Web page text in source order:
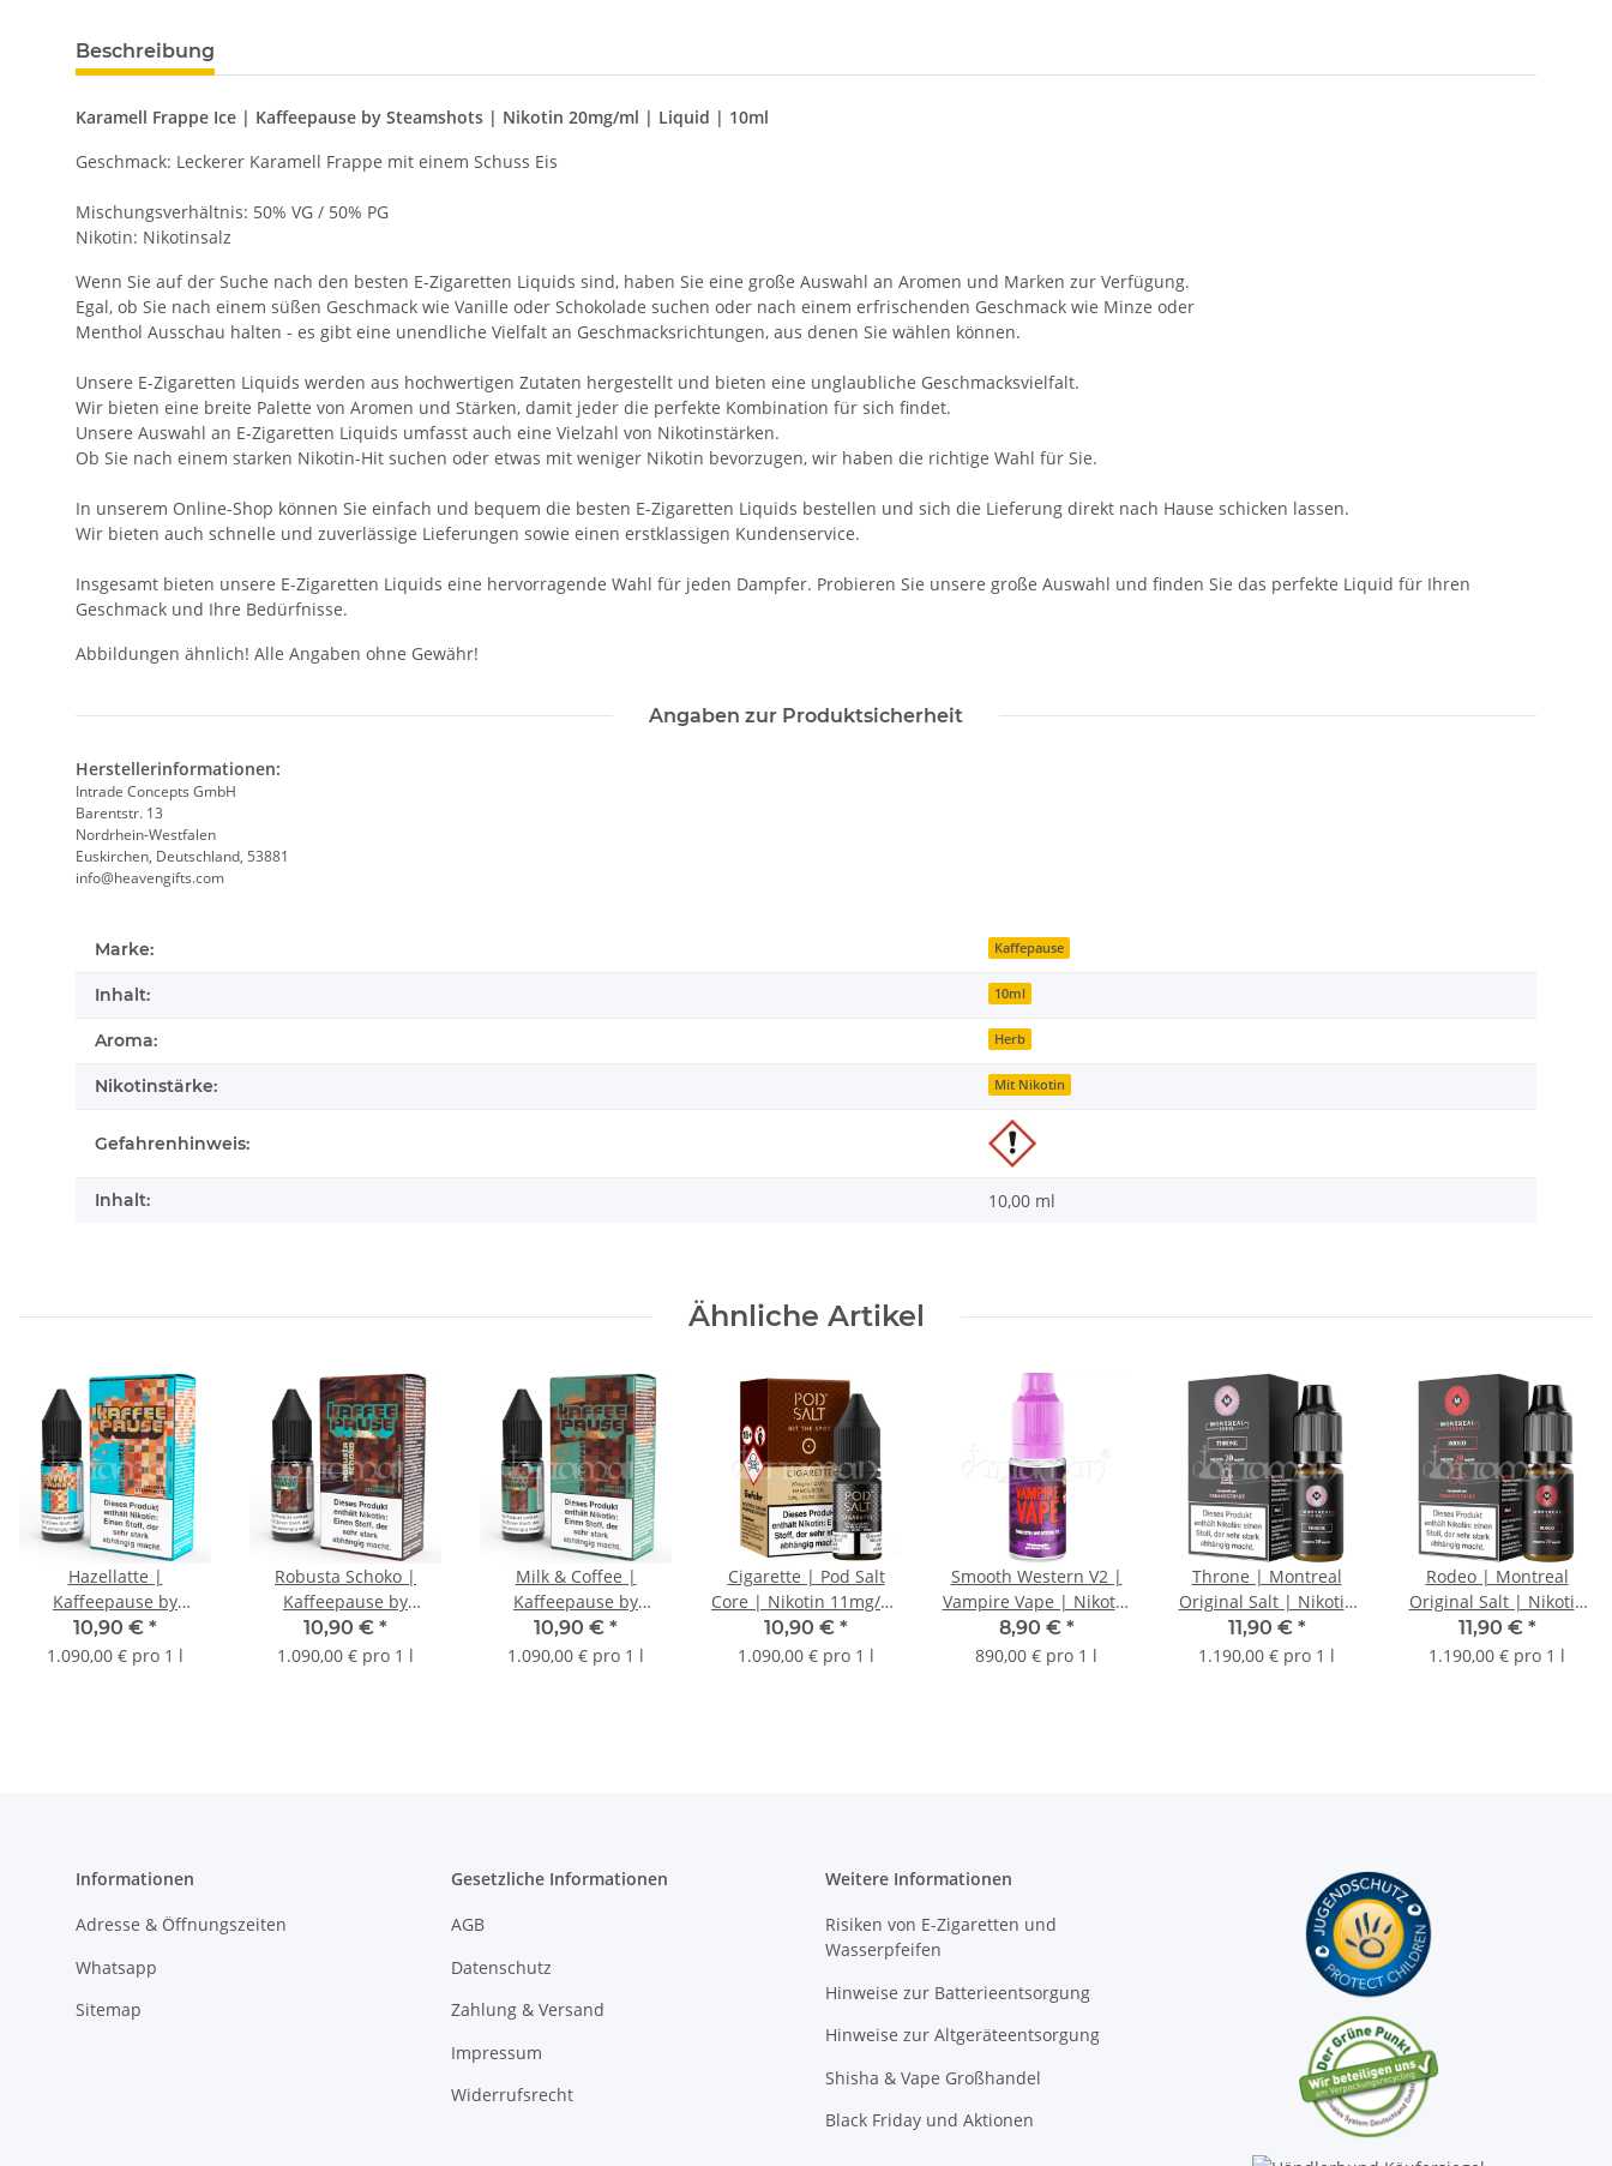
Beschreibung
Karamell Frappe Ice | Kaffeepause by Steamshots | Nikotin 20mg/ml | Liquid | 10ml
Geschmack: Leckerer Karamell Frappe mit einem Schuss Eis
Mischungsverhältnis: 50% VG / 50% PG
Nikotin: Nikotinsalz
Wenn Sie auf der Suche nach den besten E-Zigaretten Liquids sind, haben Sie eine große Auswahl an Aromen und Marken zur Verfügung.
Egal, ob Sie nach einem süßen Geschmack wie Vanille oder Schokolade suchen oder nach einem erfrischenden Geschmack wie Minze oder
Menthol Ausschau halten - es gibt eine unendliche Vielfalt an Geschmacksrichtungen, aus denen Sie wählen können.
Unsere E-Zigaretten Liquids werden aus hochwertigen Zutaten hergestellt und bieten eine unglaubliche Geschmacksvielfalt.
Wir bieten eine breite Palette von Aromen und Stärken, damit jeder die perfekte Kombination für sich findet.
Unsere Auswahl an E-Zigaretten Liquids umfasst auch eine Vielzahl von Nikotinstärken.
Ob Sie nach einem starken Nikotin-Hit suchen oder etwas mit weniger Nikotin bevorzugen, wir haben die richtige Wahl für Sie.
In unserem Online-Shop können Sie einfach und bequem die besten E-Zigaretten Liquids bestellen und sich die Lieferung direkt nach Hause schicken lassen.
Wir bieten auch schnelle und zuverlässige Lieferungen sowie einen erstklassigen Kundenservice.
Insgesamt bieten unsere E-Zigaretten Liquids eine hervorragende Wahl für jeden Dampfer. Probieren Sie unsere große Auswahl und finden Sie das perfekte Liquid für Ihren
Geschmack und Ihre Bedürfnisse.
Abbildungen ähnlich! Alle Angaben ohne Gewähr!
Angaben zur Produktsicherheit
Herstellerinformationen:
Intrade Concepts GmbH
Barentstr. 13
Nordrhein-Westfalen
Euskirchen, Deutschland, 53881
info@heavengifts.com
Marke: Kaffepause
Inhalt: 10ml
Aroma: Herb
Nikotinstärke: Mit Nikotin
Gefahrenhinweis:
Inhalt: 10,00 ml
Ähnliche Artikel
Hazellatte |
Kaffeepause by
Steamshots | Nikotin
20mg/ml | Liquid |
10,90 € *
1.090,00 € pro 1 l
Robusta Schoko |
Kaffeepause by
Steamshots | Nikotin
20mg/ml | Liquid |
10,90 € *
1.090,00 € pro 1 l
Milk & Coffee |
Kaffeepause by
Steamshots | Nikotin
20mg/ml | Liquid |
10,90 € *
1.090,00 € pro 1 l
Cigarette | Pod Salt
Core | Nikotin 11mg/ml
| Liquid | 10ml
10,90 € *
1.090,00 € pro 1 l
Smooth Western V2 |
Vampire Vape | Nikotin
6mg/ml | Liquid | 10ml
8,90 € *
890,00 € pro 1 l
Throne | Montreal
Original Salt | Nikotin
20mg/ml | Liquid |
10ml
11,90 € *
1.190,00 € pro 1 l
Rodeo | Montreal
Original Salt | Nikotin
10mg/ml | Liquid |
10ml
11,90 € *
1.190,00 € pro 1 l
Informationen
Adresse & Öffnungszeiten
Whatsapp
Sitemap
Gesetzliche Informationen
AGB
Datenschutz
Zahlung & Versand
Impressum
Widerrufsrecht
Weitere Informationen
Risiken von E-Zigaretten und
Wasserpfeifen
Hinweise zur Batterieentsorgung
Hinweise zur Altgeräteentsorgung
Shisha & Vape Großhandel
Black Friday und Aktionen